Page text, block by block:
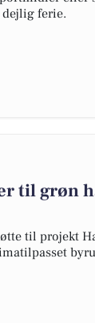
dejlig ferie.
til grøn
til projekt